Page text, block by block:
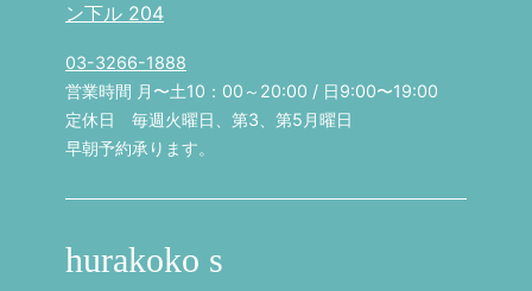
ン下ル 204
03-3266-1888
営業時間 月〜土10：00～20:00 / 日9:00〜19:00
定休日 毎週火曜日、第3、第5月曜日
早朝予約承ります。
hurakoko s